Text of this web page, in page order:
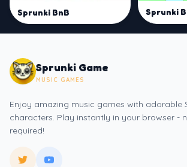
Sprunki BnB
Sprunki Game
MUSIC GAMES
Enjoy amazing music games with adorable
characters. Play instantly in your browser -
required!